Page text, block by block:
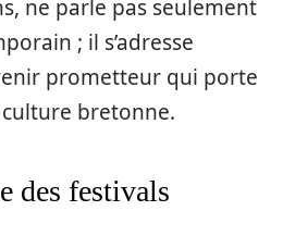
ne parle pas seulement
; il s’adresse
prometteur qui porte
bretonne.
des festivals